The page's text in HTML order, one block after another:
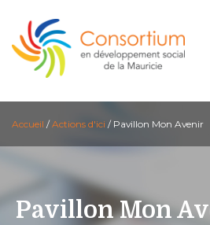
Accueil / Actions d'ici / Pavillon Mon Avenir
Pavillon Mon